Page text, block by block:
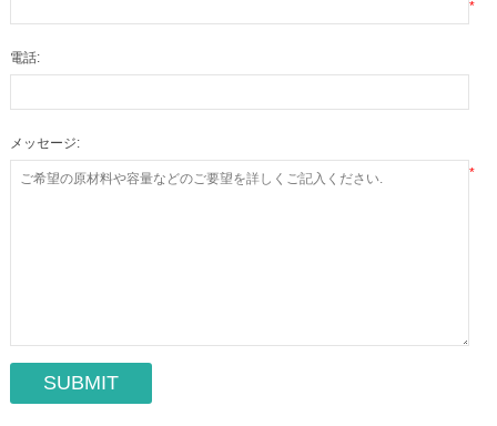
*
電話:
メッセージ:
*